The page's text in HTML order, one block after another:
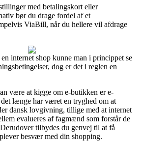
med betalingskort eller
bør du drage fordel af et
ViaBill, når du hellere vil afdrage
internet shop kunne man i princippet se
dog er det i reglen en
være at kigge om e-butikken er e-
længe har været en tryghed om at
dansk lovgivning, tillige med at internet
evalueres af fagmænd som forstår de
tilbydes du genvej til at få
besvær med din shopping.